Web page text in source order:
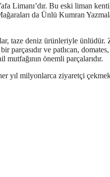
Limanı’dır. Bu eski liman
da Ünlü Kumran
taze deniz ürünleriyle ünlüdür.
parçasıdır ve patlıcan,
önemli parçalarıdır.
yıl milyonlarca ziyaretçi